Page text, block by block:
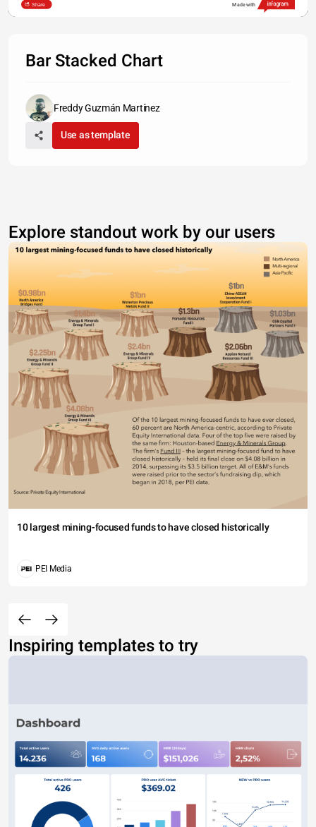
Share Made with
Bar Stacked Chart
Freddy Guzmán Martínez
Use as template
Explore standout work by our users
10 largest mining-focused funds to have closed historically
PEI Media
Inspiring templates to try